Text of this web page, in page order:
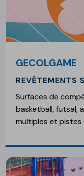
GECOLGAME
REVÊTEMENTS
Surfaces de
basketball, futsal,
multiples et pistes